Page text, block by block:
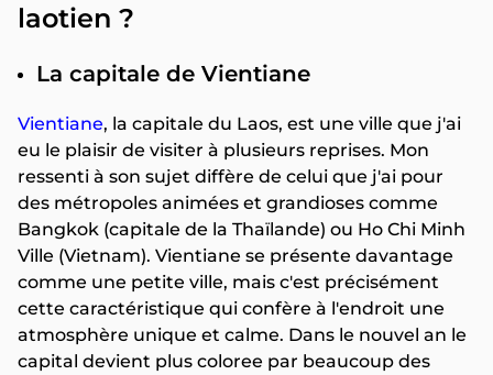
laotien ?
La capitale de Vientiane
Vientiane, la capitale du Laos, est une ville que j'ai
eu le plaisir de visiter à plusieurs reprises. Mon
ressenti à son sujet diffère de celui que j'ai pour
des métropoles animées et grandioses comme
Bangkok (capitale de la Thaïlande) ou Ho Chi Minh
Ville (Vietnam). Vientiane se présente davantage
comme une petite ville, mais c'est précisément
cette caractéristique qui confère à l'endroit une
atmosphère unique et calme. Dans le nouvel an le
capital devient plus coloree par beaucoup des